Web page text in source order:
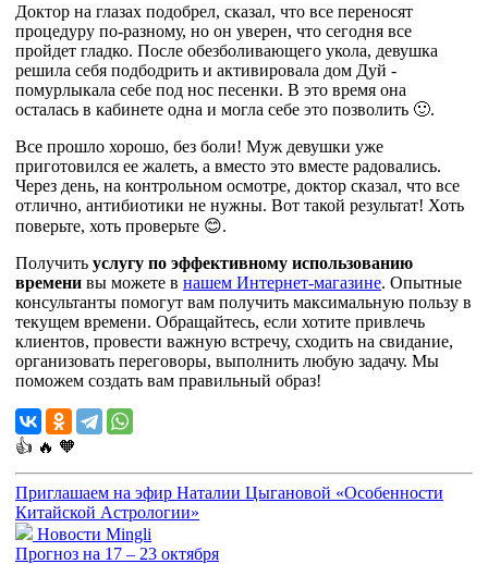
Доктор на глазах подобрел, сказал, что все переносят
процедуру по-разному, но он уверен, что сегодня все
пройдет гладко. После обезболивающего укола, девушка
решила себя подбодрить и активировала дом Дуй -
помурлыкала себе под нос песенки. В это время она
осталась в кабинете одна и могла себе это позволить 🙂.
Все прошло хорошо, без боли! Муж девушки уже
приготовился ее жалеть, а вместо это вместе радовались.
Через день, на контрольном осмотре, доктор сказал, что все
отлично, антибиотики не нужны. Вот такой результат! Хоть
поверьте, хоть проверьте 😊.
Получить услугу по эффективному использованию
времени вы можете в нашем Интернет-магазине. Опытные
консультанты помогут вам получить максимальную пользу в
текущем времени. Обращайтесь, если хотите привлечь
клиентов, провести важную встречу, сходить на свидание,
организовать переговоры, выполнить любую задачу. Мы
поможем создать вам правильный образ!
👍 🔥 🧡
Приглашаем на эфир Наталии Цыгановой «Особенности
Китайской Астрологии»
Новости Mingli
Прогноз на 17 – 23 октября